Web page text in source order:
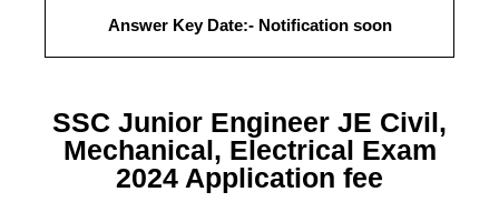
Answer Key Date:- Notification soon
SSC Junior Engineer JE Civil,
Mechanical, Electrical Exam
2024 Application fee